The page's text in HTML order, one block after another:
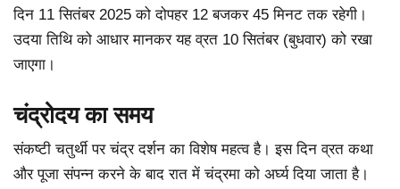
दिन 11 सितंबर 2025 को दोपहर 12 बजकर 45 मिनट तक रहेगी।
उदया तिथि को आधार मानकर यह व्रत 10 सितंबर (बुधवार) को रखा
जाएगा।
चंद्रोदय का समय
संकष्टी चतुर्थी पर चंद्र दर्शन का विशेष महत्व है। इस दिन व्रत कथा
और पूजा संपन्न करने के बाद रात में चंद्रमा को अर्घ्य दिया जाता है।